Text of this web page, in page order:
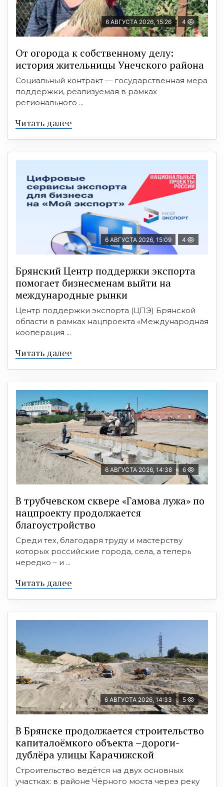
6 АВГУСТА 2026, 15:26 4
От огорода к собственному делу:
история жительницы Унечского района
Социальный контракт — государственная мера
поддержки, реализуемая в рамках
регионального ...
Читать далее
6 АВГУСТА 2026, 15:09 4
Брянский Центр поддержки экспорта
помогает бизнесменам выйти на
международные рынки
Центр поддержки экспорта (ЦПЭ) Брянской
области в рамках нацпроекта «Международная
кооперация ...
Читать далее
6 АВГУСТА 2026, 14:38 6
В трубчевском сквере «Гамова лужа» по
нацпроекту продолжается
благоустройство
Среди тех, благодаря труду и мастерству
которых российские города, села, а теперь
нередко – и ...
Читать далее
6 АВГУСТА 2026, 14:33 5
В Брянске продолжается строительство
капиталоёмкого объекта –дороги-
дублёра улицы Карачижской
Строительство ведётся на двух основных
участках: в районе Чёрного моста через реку